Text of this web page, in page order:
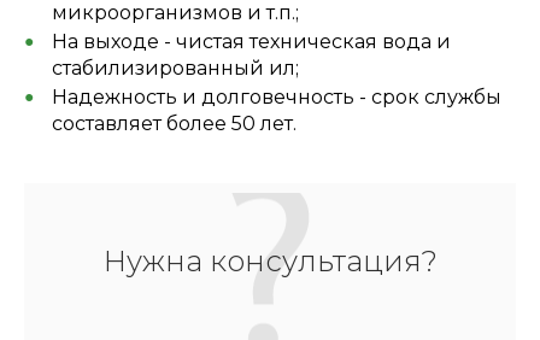
микроорганизмов и т.п.;
На выходе - чистая техническая вода и
стабилизированный ил;
Надежность и долговечность - срок службы
составляет более 50 лет.
Нужна консультация?